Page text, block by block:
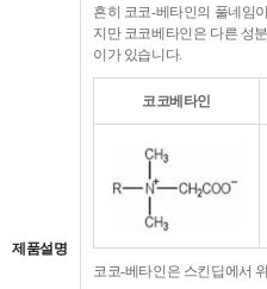
제품설명
흔히 코코-베타인의 풀네임
지만 코코베타인은 다른 성
이가 있습니다.
코코베타인
코코-베타인은 스킨딥에서